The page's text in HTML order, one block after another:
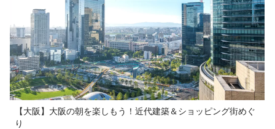
【大阪】大阪の朝を楽しもう！近代建築＆ショッピング街めぐ
り